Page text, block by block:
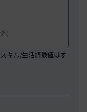
)
キル/生活経験値はす